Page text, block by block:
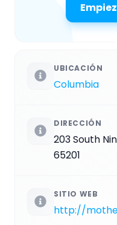
UBICACIÓN
Columbia
DIRECCIÓN
203 South
65201
SITIO WEB
http://